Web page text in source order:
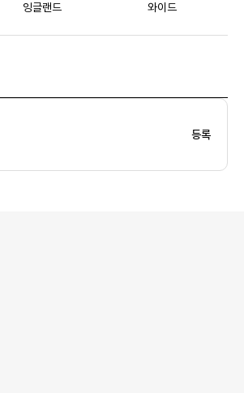
잉글랜드
와이드
등록